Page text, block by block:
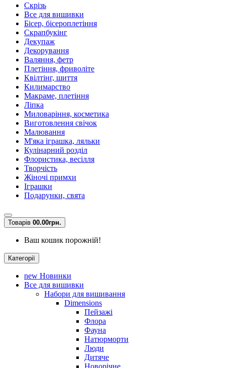
Скрізь
Все для вишивки
Бісер, бісероплетіння
Скрапбукінг
Декупаж
Декорування
Валяння, фетр
Плетіння, фриволіте
Квілтінг, шиття
Килимарство
Макраме, плетіння
Ліпка
Миловаріння, косметика
Виготовлення свічок
Малювання
М'яка іграшка, ляльки
Кулінарний розділ
Флористика, весілля
Творчість
Жіночі примхи
Іграшки
Подарунки, свята
Товарів 00.00грн.
Ваш кошик порожній!
Категорії
new Новинки
Все для вишивки
Набори для вишивання
Dimensions
Пейзажі
Флора
Фауна
Натюрморти
Люди
Дитяче
Новорічне